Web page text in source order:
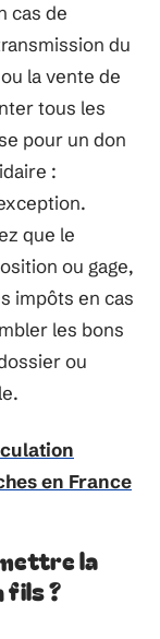
cas de
du
la vente de
tous les
pour un don
:
que le
ou gage,
impôts en cas
les bons
ou
en France
la
fils ?